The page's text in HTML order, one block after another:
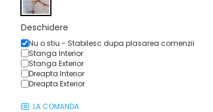
Deschidere
Nu o stiu - Stabilesc dupa plasarea comenzii
Stanga Interior
Stanga Exterior
Dreapta Interior
Dreapta Exterior
LA COMANDA